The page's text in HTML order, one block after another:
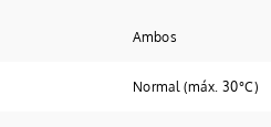
Ambos
Normal (máx. 30°C)